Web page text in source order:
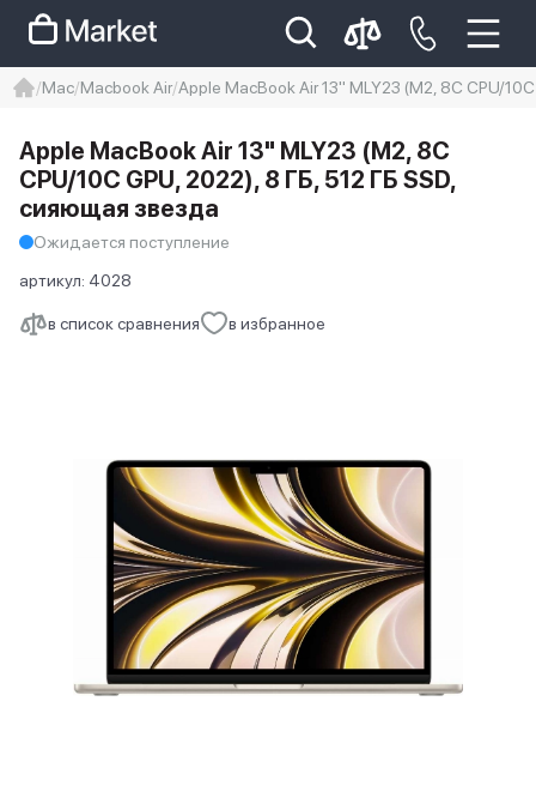
Iphone 14 pro max
айфон 14
Mac Macbook Air Apple MacBook Air 13" MLY23 (M2, 8C CPU/
в список сравнения в избранное
Apple MacBook Air 13" MLY23 (M2, 8C
CPU/10C GPU, 2022), 8 ГБ, 512 ГБ SSD,
сияющая звезда
Ожидается поступление
артикул: 4028